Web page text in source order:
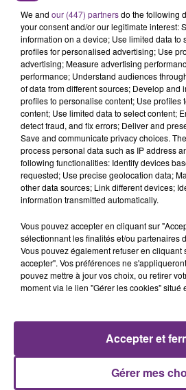
L'ORDRE SUR LES
Alors que les dates de début
s'est avéré être plus précoce
l'inspection du Travail en
les conditions de...
TITRES DIFFUSÉS
6h20
6h20
TAME IMPALA & JENNIE
Dracula
6h14
6h14
We and our (447) partnersdo the following
your consent and/or our legitimate interest:
information on a device; Use limited data to
profiles for personalised advertising; Use
advertising; Measure advertising
performance; Understand audiences
of data from different sources; Develop and
profiles to personalise content; Use profiles
content; Use limited data to select content;
detect fraud, and fix errors; Deliver and
Save and communicate privacy choices.
process personal data such as IP address
following functionalities: Identify devices
requested; Use precise geolocation data;
other data sources; Link different devices;
information transmitted automatically.
Vous pouvez accepter en cliquant sur
sélectionnant les finalités et/ou partenaires
Vous pouvez également refuser en cliquant
accepter". Vos préférences ne
pouvez mettre à jour vos choix, ou retirer
moment via le lien "Gérer les cookies" situé
Gérer mes
Accepter et